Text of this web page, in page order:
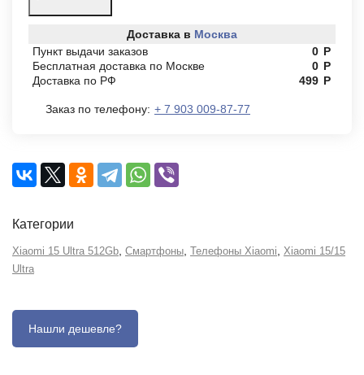
Доставка в Москва
Пункт выдачи заказов
0 Р
Бесплатная доставка по Москве
0 Р
Доставка по РФ
499 Р
Заказ по телефону: + 7 903 009-87-77
Категории
Xiaomi 15 Ultra 512Gb Смартфоны Телефоны Xiaomi Xiaomi 15/15
Ultra